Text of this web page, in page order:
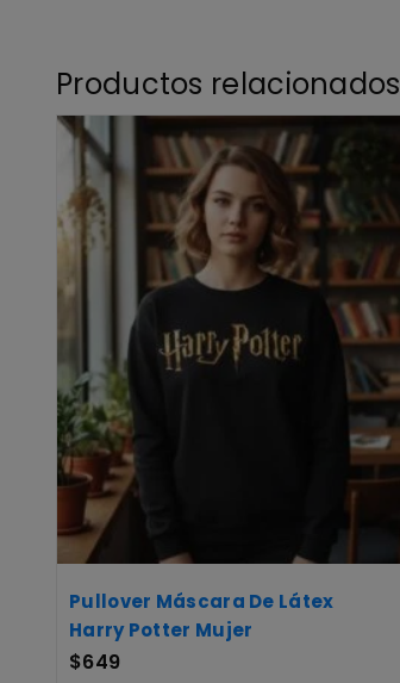
Productos relacionados
Pullover Máscara De Látex
Harry Potter Mujer
$649